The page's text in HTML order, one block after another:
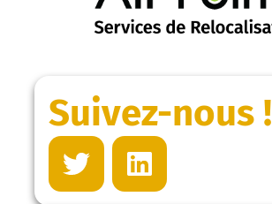
Suivez-nous !